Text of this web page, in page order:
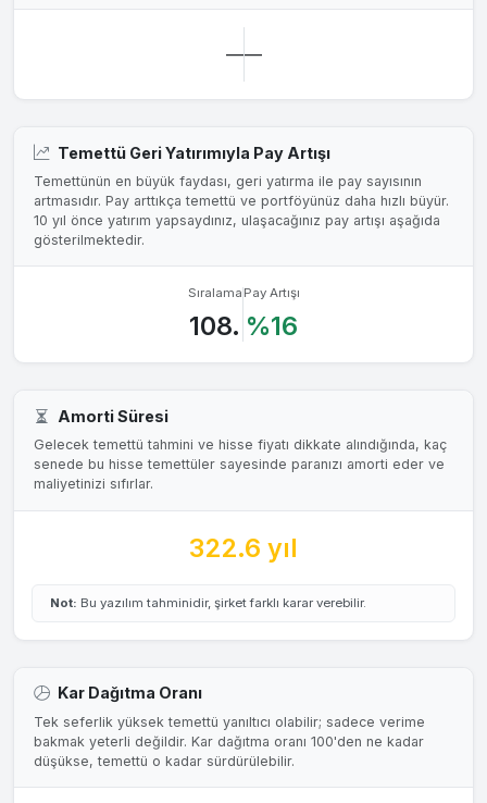
——
Temettü Geri Yatırımıyla Pay Artışı
Temettünün en büyük faydası, geri yatırma ile pay sayısının
artmasıdır. Pay arttıkça temettü ve portföyünüz daha hızlı büyür.
10 yıl önce yatırım yapsaydınız, ulaşacağınız pay artışı aşağıda
gösterilmektedir.
Sıralama
108.
Pay Artışı
%16
Amorti Süresi
Gelecek temettü tahmini ve hisse fiyatı dikkate alındığında, kaç
senede bu hisse temettüler sayesinde paranızı amorti eder ve
maliyetinizi sıfırlar.
322.6 yıl
Not: Bu yazılım tahminidir, şirket farklı karar verebilir.
Kar Dağıtma Oranı
Tek seferlik yüksek temettü yanıltıcı olabilir; sadece verime
bakmak yeterli değildir. Kar dağıtma oranı 100'den ne kadar
düşükse, temettü o kadar sürdürülebilir.